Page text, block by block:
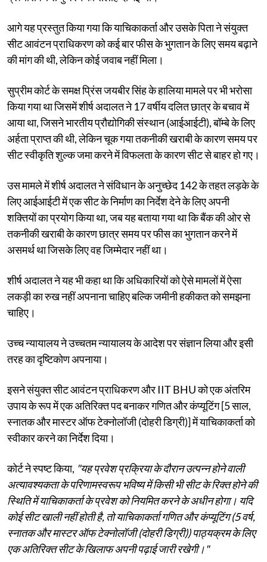
आगे यह प्रस्तुत किया गया कि याचिकाकर्ता और उसके पिता ने संयुक्त
सीट आवंटन प्राधिकरण को कई बार फीस के भुगतान के लिए समय बढ़ाने
की मांग की थी, लेकिन कोई जवाब नहीं मिला।
सुप्रीम कोर्ट के समक्ष प्रिंस जयबीर सिंह के हालिया मामले पर भी भरोसा
किया गया था जिसमें शीर्ष अदालत ने 17 वर्षीय दलित छात्र के बचाव में
आया था, जिसने भारतीय प्रौद्योगिकी संस्थान (आईआईटी), बॉम्बे के लिए
अर्हता प्राप्त की थी, लेकिन चूक गया तकनीकी खराबी के कारण समय पर
सीट स्वीकृति शुल्क जमा करने में विफलता के कारण सीट से बाहर हो गए।
उस मामले में शीर्ष अदालत ने संविधान के अनुच्छेद 142 के तहत लड़के के
लिए आईआईटी में एक सीट के निर्माण का निर्देश देने के लिए अपनी
शक्तियों का प्रयोग किया था, जब यह बताया गया था कि बैंक की ओर से
तकनीकी खराबी के कारण छात्र समय पर फीस का भुगतान करने में
असमर्थ था जिसके लिए वह जिम्मेदार नहीं था।
शीर्ष अदालत ने यह भी कहा था कि अधिकारियों को ऐसे मामलों में ऐसा
लकड़ी का रुख नहीं अपनाना चाहिए बल्कि जमीनी हकीकत को समझना
चाहिए।
उच्च न्यायालय ने उच्चतम न्यायालय के आदेश पर संज्ञान लिया और इसी
तरह का दृष्टिकोण अपनाया।
इसने संयुक्त सीट आवंटन प्राधिकरण और IIT BHU को एक अंतरिम
उपाय के रूप में एक अतिरिक्त पद बनाकर गणित और कंप्यूटिंग [5 साल,
स्नातक और मास्टर ऑफ टेक्नोलॉजी (दोहरी डिग्री)] में याचिकाकर्ता को
स्वीकार करने का निर्देश दिया।
कोर्ट ने स्पष्ट किया, "यह प्रवेश प्रक्रिया के दौरान उत्पन्न होने वाली
अत्यावश्यकता के परिणामस्वरूप भविष्य में किसी भी सीट के रिक्त होने की
स्थिति में याचिकाकर्ता के प्रवेश को नियमित करने के अधीन होगा। यदि
कोई सीट खाली नहीं होती है, तो याचिकाकर्ता गणित और कंप्यूटिंग (5 वर्ष,
स्नातक और मास्टर ऑफ टेक्नोलॉजी (दोहरी डिग्री)) पाठ्यक्रम के लिए
एक अतिरिक्त सीट के खिलाफ अपनी पढ़ाई जारी रखेगी।"